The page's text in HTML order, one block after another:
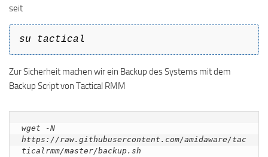
seit
su tactical
Zur Sicherheit machen wir ein Backup des Systems mit dem
Backup Script von Tactical RMM
wget -N
https://raw.githubusercontent.com/amidaware/tac
ticalrmm/master/backup.sh